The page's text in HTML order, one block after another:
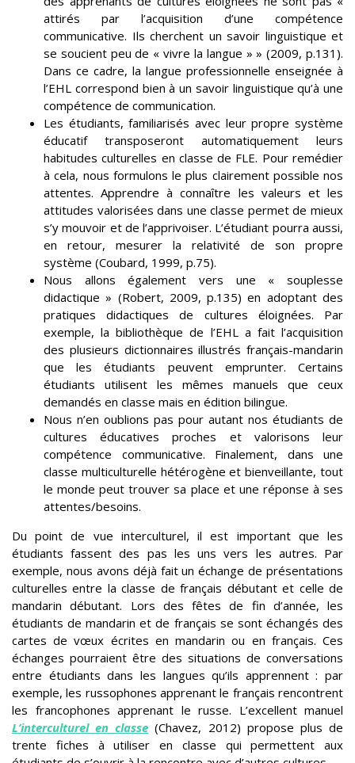
attirés par l’acquisition d’une compétence
communicative. Ils cherchent un savoir linguistique et
se soucient peu de « vivre la langue » » (2009, p.131).
Dans ce cadre, la langue professionnelle enseignée à
l’EHL correspond bien à un savoir linguistique qu’à une
compétence de communication.
Les étudiants, familiarisés avec leur propre système
éducatif transposeront automatiquement leurs
habitudes culturelles en classe de FLE. Pour remédier
à cela, nous formulons le plus clairement possible nos
attentes. Apprendre à connaître les valeurs et les
attitudes valorisées dans une classe permet de mieux
s’y mouvoir et de l’apprivoiser. L’étudiant pourra aussi,
en retour, mesurer la relativité de son propre
système (Coubard, 1999, p.75).
Nous allons également vers une « souplesse
didactique » (Robert, 2009, p.135) en adoptant des
pratiques didactiques de cultures éloignées. Par
exemple, la bibliothèque de l’EHL a fait l’acquisition
des plusieurs dictionnaires illustrés français-mandarin
que les étudiants peuvent emprunter. Certains
étudiants utilisent les mêmes manuels que ceux
demandés en classe mais en édition bilingue.
Nous n’en oublions pas pour autant nos étudiants de
cultures éducatives proches et valorisons leur
compétence communicative. Finalement, dans une
classe multiculturelle hétérogène et bienveillante, tout
le monde peut trouver sa place et une réponse à ses
attentes/besoins.
Du point de vue interculturel, il est important que les
étudiants fassent des pas les uns vers les autres. Par
exemple, nous avons déjà fait un échange de présentations
culturelles entre la classe de français débutant et celle de
mandarin débutant. Lors des fêtes de fin d’année, les
étudiants de mandarin et de français se sont échangés des
cartes de vœux écrites en mandarin ou en français. Ces
échanges pourraient être des situations de conversations
entre étudiants dans les langues qu’ils apprennent : par
exemple, les russophones apprenant le français rencontrent
les francophones apprenant le russe. L’excellent manuel
L’interculturel en classe (Chavez, 2012) propose plus de
trente fiches à utiliser en classe qui permettent aux